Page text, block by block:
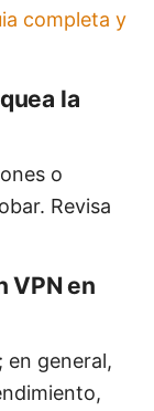
completa y
la
o
Revisa
VPN en
en general,